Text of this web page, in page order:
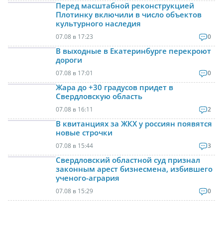
Перед масштабной реконструкцией
Плотинку включили в число объектов
культурного наследия
07.08 в 17:23 0
В выходные в Екатеринбурге перекроют
дороги
07.08 в 17:01 0
Жара до +30 градусов придет в
Свердловскую область
07.08 в 16:11 2
В квитанциях за ЖКХ у россиян появятся
новые строчки
07.08 в 15:44 3
Свердловский областной суд признал
законным арест бизнесмена, избившего
ученого-агрария
07.08 в 15:29 0